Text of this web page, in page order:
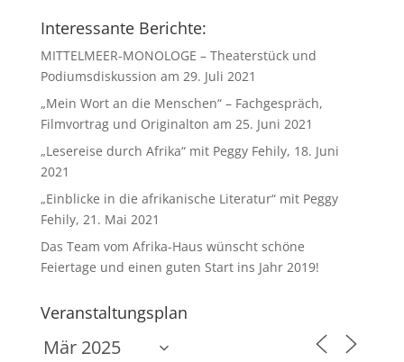
Interessante Berichte:
MITTELMEER-MONOLOGE – Theaterstück und
Podiumsdiskussion am 29. Juli 2021
„Mein Wort an die Menschen“ – Fachgespräch,
Filmvortrag und Originalton am 25. Juni 2021
„Lesereise durch Afrika“ mit Peggy Fehily, 18. Juni
2021
„Einblicke in die afrikanische Literatur“ mit Peggy
Fehily, 21. Mai 2021
Das Team vom Afrika-Haus wünscht schöne
Feiertage und einen guten Start ins Jahr 2019!
Veranstaltungsplan